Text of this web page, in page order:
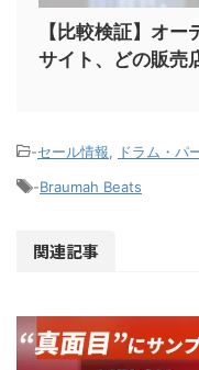
【比較検証】オ
サイト、どの販売
-セール情報
ドラム・パ
-Braumah Beats
関連記事